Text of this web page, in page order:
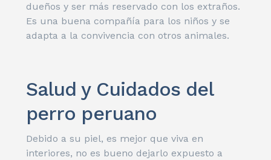
dueños y ser más reservado con los extraños.
Es una buena compañía para los niños y se
adapta a la convivencia con otros animales.
Salud y Cuidados del
perro peruano
Debido a su piel, es mejor que viva en
interiores, no es bueno dejarlo expuesto a